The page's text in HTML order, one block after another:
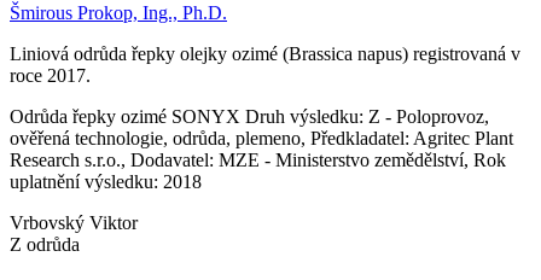
Šmirous Prokop, Ing., Ph.D.
Liniová odrůda řepky olejky ozimé (Brassica napus) registrovaná v
roce 2017.
Odrůda řepky ozimé SONYX Druh výsledku: Z - Poloprovoz,
ověřená technologie, odrůda, plemeno, Předkladatel: Agritec Plant
Research s.r.o., Dodavatel: MZE - Ministerstvo zemědělství, Rok
uplatnění výsledku: 2018
Vrbovský Viktor
Z odrůda